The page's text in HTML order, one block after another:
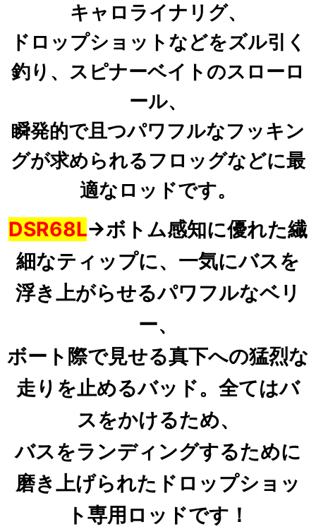
キャロライナリグ、
ドロップショットなどをズル引く
釣り、 スピナーベイトのスローロ
ール、
瞬発的で且つパワフルなフッキン
グが求められるフロッグなどに最
適なロッドです。
DSR68L→ボトム感知に優れた繊
細なティップに、一気にバスを
浮き上がらせるパワフルなベリ
ー、
ボート際で見せる真下への猛烈な
走りを止めるバッド。 全てはバ
スをかけるため、
バスをランディングするために
磨き上げられたドロップショッ
ト専用ロッドです！